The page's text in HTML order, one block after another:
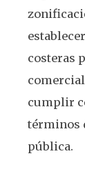
costeras
cumplir
términos
pública.